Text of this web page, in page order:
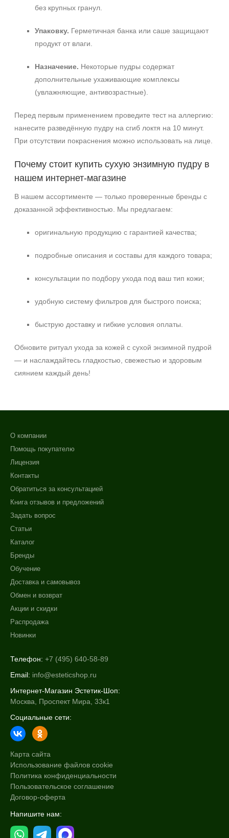
без крупных гранул.
Упаковку. Герметичная банка или саше защищают
продукт от влаги.
Назначение. Некоторые пудры содержат
дополнительные ухаживающие комплексы
(увлажняющие, антивозрастные).
Перед первым применением проведите тест на аллергию:
нанесите разведённую пудру на сгиб локтя на 10 минут.
При отсутствии покраснения можно использовать на лице.
Почему стоит купить сухую энзимную пудру в
нашем интернет‑магазине
В нашем ассортименте — только проверенные бренды с
доказанной эффективностью. Мы предлагаем:
оригинальную продукцию с гарантией качества;
подробные описания и составы для каждого товара;
консультации по подбору ухода под ваш тип кожи;
удобную систему фильтров для быстрого поиска;
быструю доставку и гибкие условия оплаты.
Обновите ритуал ухода за кожей с сухой энзимной пудрой
— и наслаждайтесь гладкостью, свежестью и здоровым
сиянием каждый день!
О компании
Помощь покупателю
Лицензия
Контакты
Обратиться за консультацией
Книга отзывов и предложений
Задать вопрос
Статьи
Каталог
Бренды
Обучение
Доставка и самовывоз
Обмен и возврат
Акции и скидки
Распродажа
Новинки
Телефон: +7 (495) 640-58-89
Email: info@esteticshop.ru
Интернет-Магазин Эстетик-Шоп:
Москва, Проспект Мира, 33к1
Социальные сети:
Карта сайта
Использование файлов cookie
Политика конфиденциальности
Пользовательское соглашение
Договор-оферта
Напишите нам: